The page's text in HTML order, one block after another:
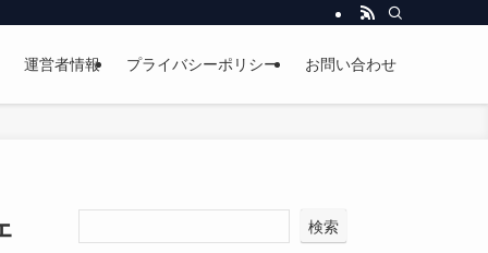
運営者情報 プライバシーポリシー お問い合わせ
検索